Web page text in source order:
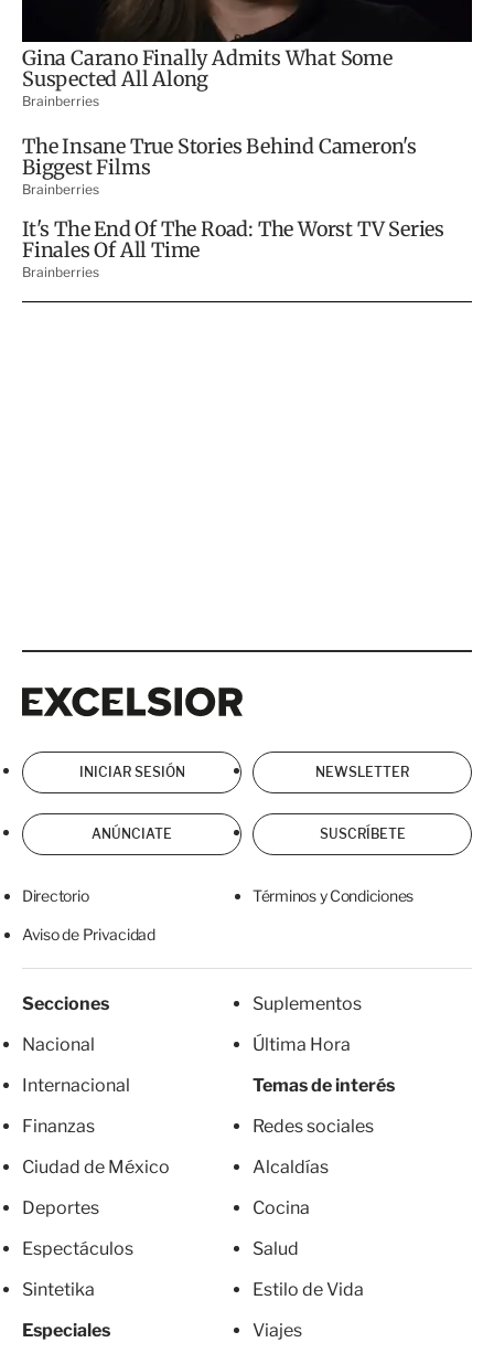
INICIAR SESIÓN NEWSLETTER
ANÚNCIATE SUSCRÍBETE
Directorio Términos y Condiciones
Aviso de Privacidad
Secciones
Nacional
Internacional
Finanzas
Ciudad de México
Deportes
Espectáculos
Sintetika
Especiales
Suplementos
Última Hora
Temas de interés
Redes sociales
Alcaldías
Cocina
Salud
Estilo de Vida
Viajes